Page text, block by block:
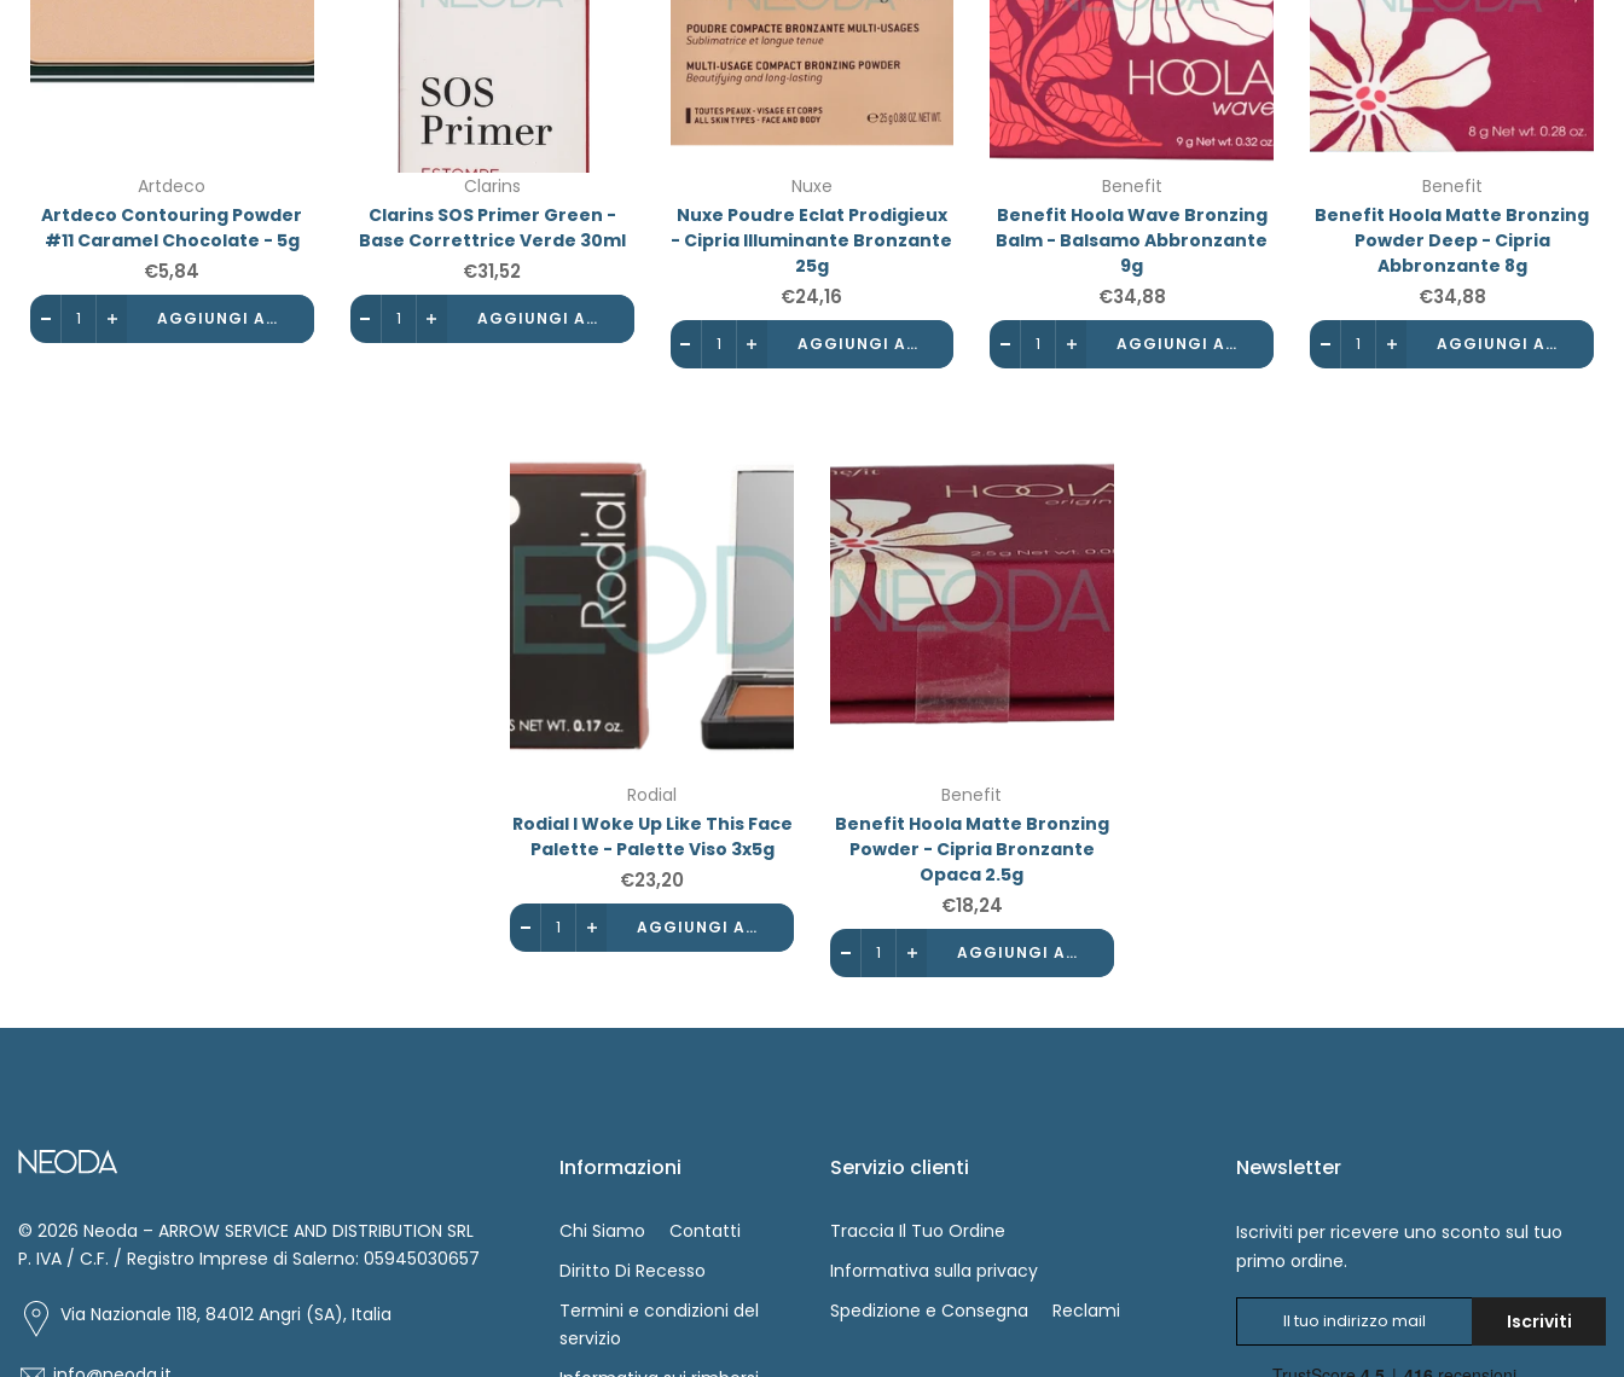
Artdeco
Artdeco Contouring Powder
#11 Caramel Chocolate - 5g
€5,84
AGGIUNGI AL CARRELLO
Clarins
Clarins SOS Primer Green -
Base Correttrice Verde 30ml
€31,52
AGGIUNGI AL CARRELLO
Nuxe
Nuxe Poudre Eclat Prodigieux
- Cipria Illuminante Bronzante
25g
€24,16
AGGIUNGI AL CARRELLO
Benefit
Benefit Hoola Wave Bronzing
Balm - Balsamo Abbronzante
9g
€34,88
AGGIUNGI AL CARRELLO
Benefit
Benefit Hoola Matte Bronzing
Powder Deep - Cipria
Abbronzante 8g
€34,88
AGGIUNGI AL CARRELLO
Rodial
Rodial I Woke Up Like This Face
Palette - Palette Viso 3x5g
€23,20
AGGIUNGI AL CARRELLO
Benefit
Benefit Hoola Matte Bronzing
Powder - Cipria Bronzante
Opaca 2.5g
€18,24
AGGIUNGI AL CARRELLO
© 2026 Neoda – ARROW SERVICE AND DISTRIBUTION SRL
P. IVA / C.F. / Registro Imprese di Salerno: 05945030657
Via Nazionale 118, 84012 Angri (SA), Italia
Informazioni
Chi Siamo
Contatti
Diritto Di Recesso
Termini e condizioni del
servizio
Servizio clienti
Traccia Il Tuo Ordine
Informativa sulla privacy
Spedizione e Consegna
Reclami
Newsletter
Iscriviti per ricevere uno sconto sul tuo
primo ordine.
Iscriviti